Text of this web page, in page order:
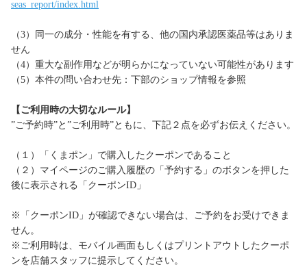
seas_report/index.html
（3）同一の成分・性能を有する、他の国内承認医薬品等はありま
せん
（4）重大な副作用などが明らかになっていない可能性があります
（5）本件の問い合わせ先：下部のショップ情報を参照
【ご利用時の大切なルール】
”ご予約時”と”ご利用時”ともに、下記２点を必ずお伝えください。
（１）「くまポン」で購入したクーポンであること
（２）マイページのご購入履歴の「予約する」のボタンを押した
後に表示される「クーポンID」
※「クーポンID」が確認できない場合は、ご予約をお受けできま
せん。
※ご利用時は、モバイル画面もしくはプリントアウトしたクーポ
ンを店舗スタッフに提示してください。